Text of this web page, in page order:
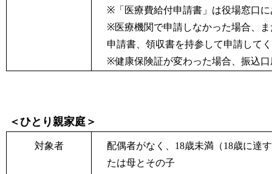
※ 「医療費給付申請書」は役場窓口
※医療機関で申請しなかった場合、
申請書、領収書を持参して申請して
※健康保険証が変わった場合、振込
＜ひとり親家庭＞
対象者 配偶者がなく、18歳未満（18歳に達
たは母とその子